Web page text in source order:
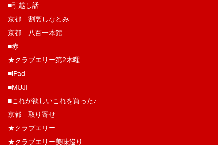
■引越し話
京都 割烹しなとみ
京都 八百一本館
■赤
★クラブエリー第2木曜
■iPad
■MUJI
■これが欲しいこれを買った♪
京都 取り寄せ
★クラブエリー
★クラブエリー美味巡り